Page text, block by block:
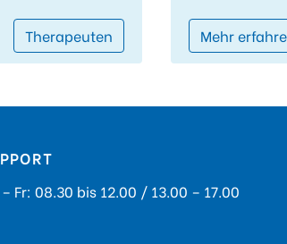
Therapeuten Mehr
Fr: 08.30 bis 12.00 / 13.00 – 17.00